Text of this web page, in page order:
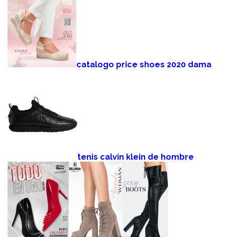
catalogo price shoes 2020 dama
tenis calvin klein de hombre